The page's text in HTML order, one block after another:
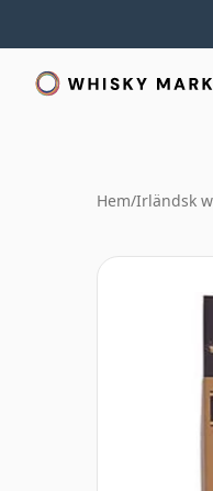
Hem/Irländsk